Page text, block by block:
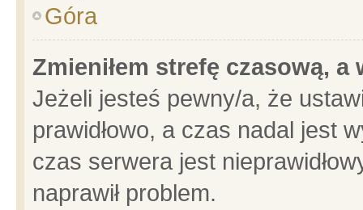
Góra
Zmieniłem strefę czasową,
Jeżeli jesteś pewny/a, że
prawidłowo, a czas nadal jest
czas serwera jest
naprawił problem.